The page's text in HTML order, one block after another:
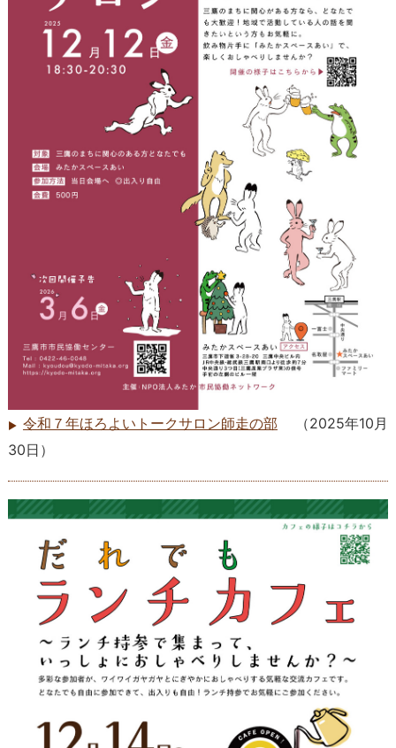
令和７年ほろよいトークサロン師走の部 （2025年10月
30日 ）